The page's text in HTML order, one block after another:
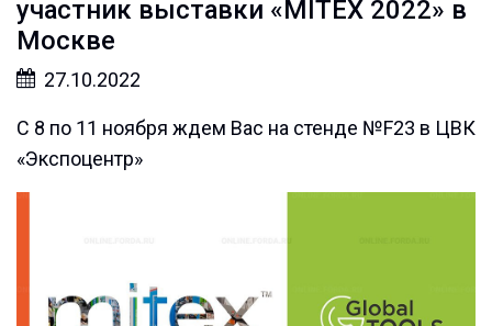
участник выставки «MITEX 2022» в
Москве
27.10.2022
С 8 по 11 ноября ждем Вас на стенде №F23 в ЦВК
«Экспоцентр»